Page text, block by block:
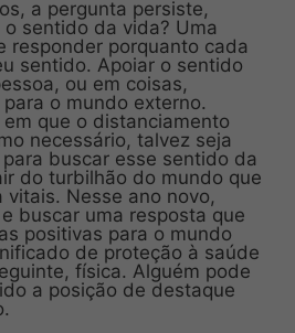
a pergunta persiste,
sentido da vida? Uma
responder porquanto cada
sentido. Apoiar o sentido
ou em coisas,
o mundo externo.
que o distanciamento
necessário, talvez seja
buscar esse sentido da
do turbilhão do mundo que
vitais. Nesse ano novo,
buscar uma resposta que
positivas para o mundo
de proteção à saúde
física. Alguém pode
a posição de destaque